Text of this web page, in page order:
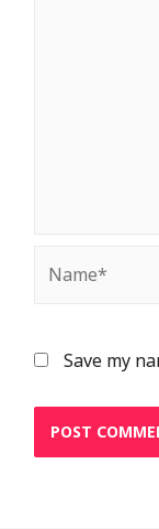
Save my